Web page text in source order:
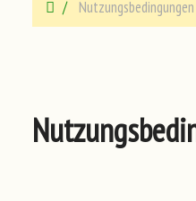
Nutzungsbedingungen